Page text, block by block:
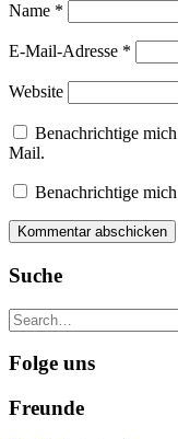
Name *
E-Mail-Adresse *
Website
Benachrichtige
Mail.
Benachrichtige
Suche
Folge uns
Freunde